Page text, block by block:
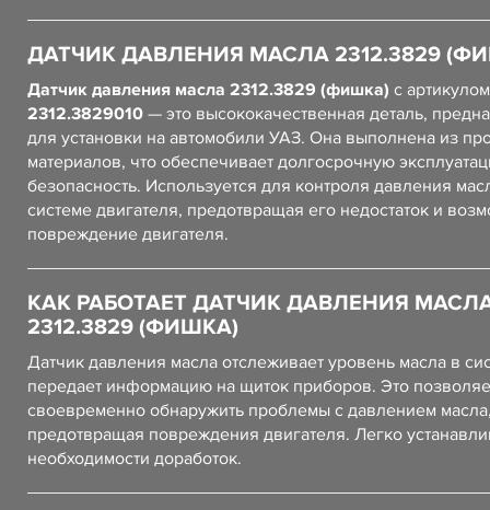
ДАТЧИК ДАВЛЕНИЯ МАСЛА 2312.3829
Датчик давления масла 2312.3829 (фишка) с артикулом
2312.3829010 — это высококачественная деталь,
для установки на автомобили УАЗ. Она выполнена из
материалов, что обеспечивает долгосрочную
безопасность. Используется для контроля давления
системе двигателя, предотвращая его недостаток и
повреждение двигателя.
КАК РАБОТАЕТ ДАТЧИК ДАВЛЕНИЯ
2312.3829 (ФИШКА)
Датчик давления масла отслеживает уровень масла в
передает информацию на щиток приборов. Это
своевременно обнаружить проблемы с давлением
предотвращая повреждения двигателя. Легко
необходимости доработок.